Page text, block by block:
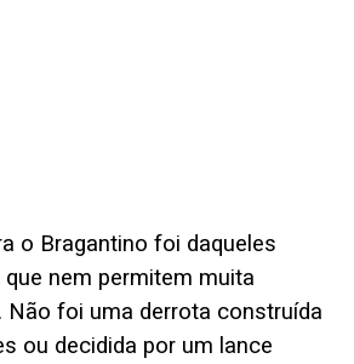
o Bragantino foi daqueles
nem permitem muita
Não foi uma derrota construída
ou decidida por um lance